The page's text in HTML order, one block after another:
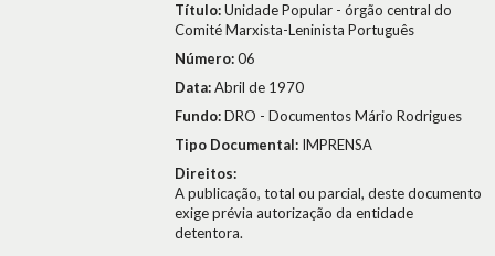
Título:Unidade Popular - órgão central do
Comité Marxista-Leninista Português
Número:06
Data:Abril de 1970
Fundo:DRO - Documentos Mário Rodrigues
Tipo Documental: IMPRENSA
Direitos:
A publicação, total ou parcial, deste documento
exige prévia autorização da entidade
detentora.